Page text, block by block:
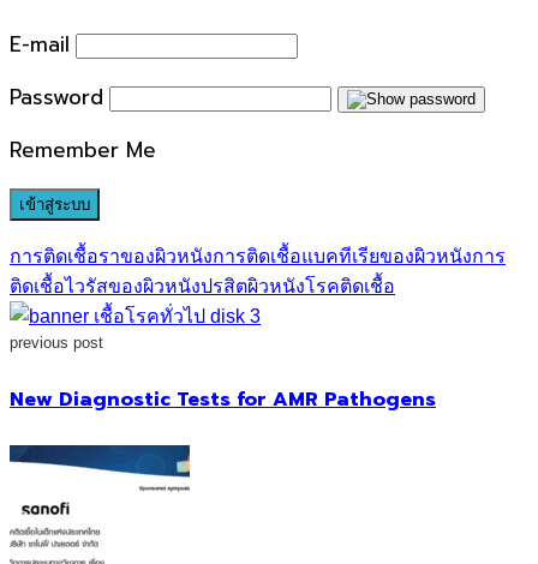
E-mail
Password
Remember Me
การติดเชื้อราของผิวหนังการติดเชื้อแบคทีเรียของผิวหนังการ
ติดเชื้อไวรัสของผิวหนังปรสิตผิวหนังโรคติดเชื้อ
previous post
New Diagnostic Tests for AMR Pathogens